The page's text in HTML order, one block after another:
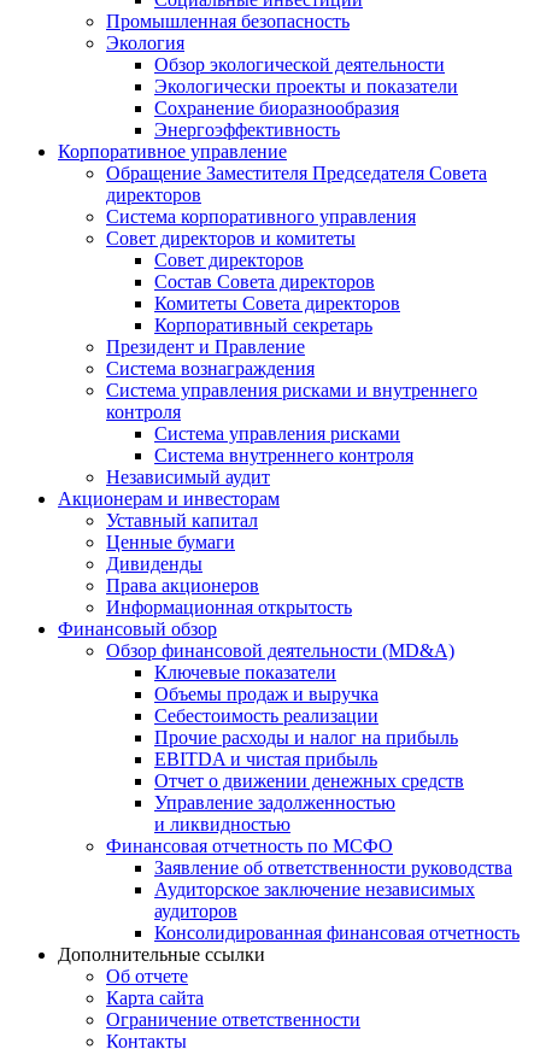
Промышленная безопасность
Экология
Обзор экологической деятельности
Экологически проекты и показатели
Сохранение биоразнообразия
Энергоэффективность
Корпоративное управление
Обращение Заместителя Председателя Совета
директоров
Система корпоративного управления
Совет директоров и комитеты
Совет директоров
Состав Совета директоров
Комитеты Совета директоров
Корпоративный секретарь
Президент и Правление
Система вознаграждения
Система управления рисками и внутреннего
контроля
Система управления рисками
Система внутреннего контроля
Независимый аудит
Акционерам и инвесторам
Уставный капитал
Ценные бумаги
Дивиденды
Права акционеров
Информационная открытость
Финансовый обзор
Обзор финансовой деятельности (MD&A)
Ключевые показатели
Объемы продаж и выручка
Себестоимость реализации
Прочие расходы и налог на прибыль
EBITDA и чистая прибыль
Отчет о движении денежных средств
Управление задолженностью
и ликвидностью
Финансовая отчетность по МСФО
Заявление об ответственности руководства
Аудиторское заключение независимых
аудиторов
Консолидированная финансовая отчетность
Дополнительные ссылки
Об отчете
Карта сайта
Ограничение ответственности
Контакты